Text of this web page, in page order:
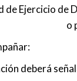
Ejercicio de
o
deberá